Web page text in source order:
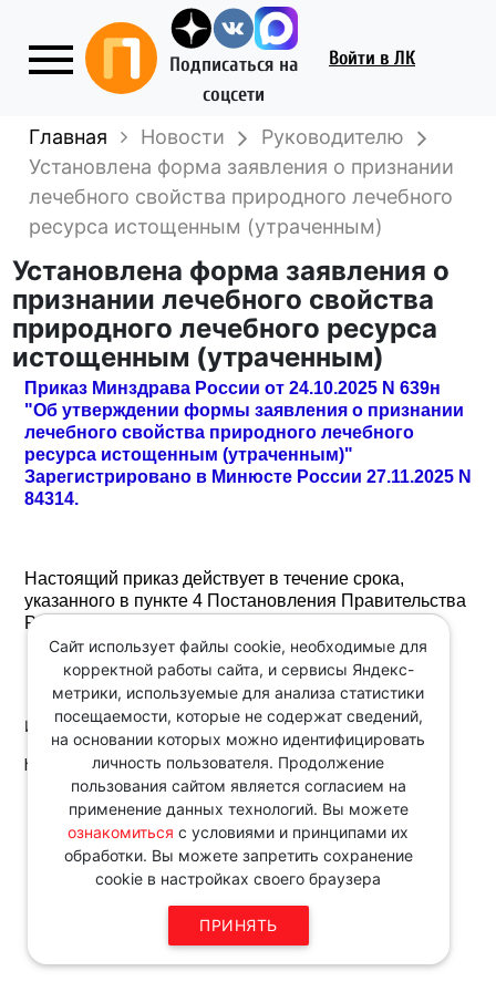
Подписаться на
соцсети
Войти в ЛК
Главная Новости
Руководителю
Установлена форма заявления о признании
лечебного свойства природного лечебного
ресурса истощенным (утраченным)
Установлена форма заявления о
признании лечебного свойства
природного лечебного ресурса
истощенным (утраченным)
Приказ Минздрава России от 24.10.2025 N 639н
"Об утверждении формы заявления о признании
лечебного свойства природного лечебного
ресурса истощенным (утраченным)"
Зарегистрировано в Минюсте России 27.11.2025 N
84314.
Настоящий приказ действует в течение срока,
указанного в пункте 4 Постановления Правительства
РФ от 13.07.2024 N 961.
Источник:
http://www.consultant.ru/
Сайт использует файлы cookie, необходимые для
корректной работы сайта, и сервисы Яндекс-
метрики, используемые для анализа статистики
посещаемости, которые не содержат сведений,
на основании которых можно идентифицировать
личность пользователя. Продолжение
пользования сайтом является согласием на
применение данных технологий. Вы можете
ознакомиться с условиями и принципами их
обработки. Вы можете запретить сохранение
cookie в настройках своего браузера
ПРИНЯТЬ
Звоните по телефону в рабочие
дни с 9:00 до 18:00
8 343 287 51 45